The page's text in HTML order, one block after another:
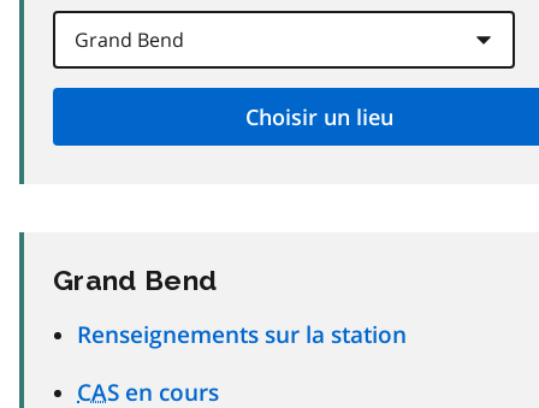
Grand Bend
Renseignements sur la station
CAS en cours